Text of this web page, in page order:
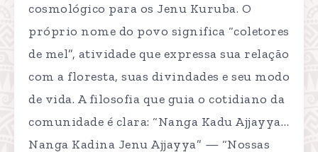
cosmológico para os Jenu Kuruba. O
próprio nome do povo significa “coletores
de mel”, atividade que expressa sua relação
com a floresta, suas divindades e seu modo
de vida. A filosofia que guia o cotidiano da
comunidade é clara: “Nanga Kadu Ajjayya…
Nanga Kadina Jenu Ajjayya” — “Nossas